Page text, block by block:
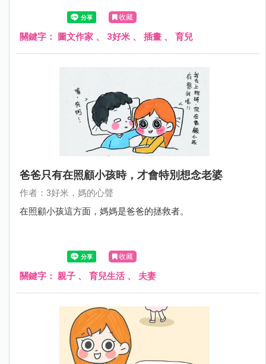
收藏
關鍵字： 圖文作家 、 3好米 、 插畫 、 育兒
爸爸只有在照顧小孩時，才會特別想念老婆
作者：3好米，媽的心聲
在照顧小孩這方面，媽媽是爸爸的拯救者。
收藏
關鍵字： 親子 、 育兒生活、 夫妻